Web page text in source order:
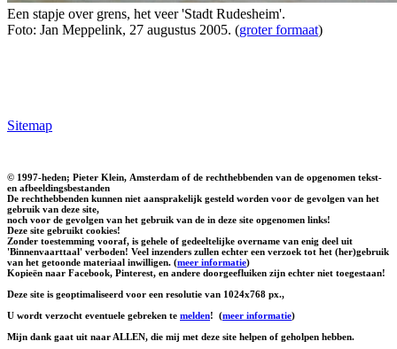
Een stapje over grens, het veer 'Stadt Rudesheim'.
Foto: Jan Meppelink, 27 augustus 2005. (groter formaat)
Sitemap
© 1997-heden; Pieter Klein, Amsterdam of de rechthebbenden van de opgenomen tekst-
en afbeeldingsbestanden
De rechthebbenden kunnen niet aansprakelijk gesteld worden voor de gevolgen van het
gebruik van deze site,
noch voor de gevolgen van het gebruik van de in deze site opgenomen links!
Deze site gebruikt cookies!
Zonder toestemming vooraf, is gehele of gedeeltelijke overname van enig deel uit
'Binnenvaarttaal' verboden! Veel inzenders zullen echter een verzoek tot het (her)gebruik
van het getoonde materiaal inwilligen. (meer informatie)
Kopieën naar Facebook, Pinterest, en andere doorgeefluiken zijn echter niet toegestaan!
Deze site is geoptimaliseerd voor een resolutie van 1024x768 px.,
U wordt verzocht eventuele gebreken te melden! (meer informatie)
Mijn dank gaat uit naar ALLEN, die mij met deze site helpen of geholpen hebben.